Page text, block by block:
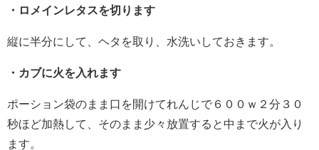
・ロメインレタスを切ります
縦に半分にして、ヘタを取り、水洗いしておきます。
・カブに火を入れます
ポーション袋のまま口を開けてれんじで６００ｗ２分３０
秒ほど加熱して、そのまま少々放置すると中まで火が入り
ます。